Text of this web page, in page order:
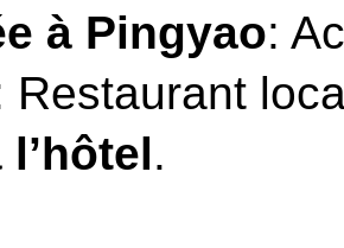
à Pingyao:
Restaurant
.